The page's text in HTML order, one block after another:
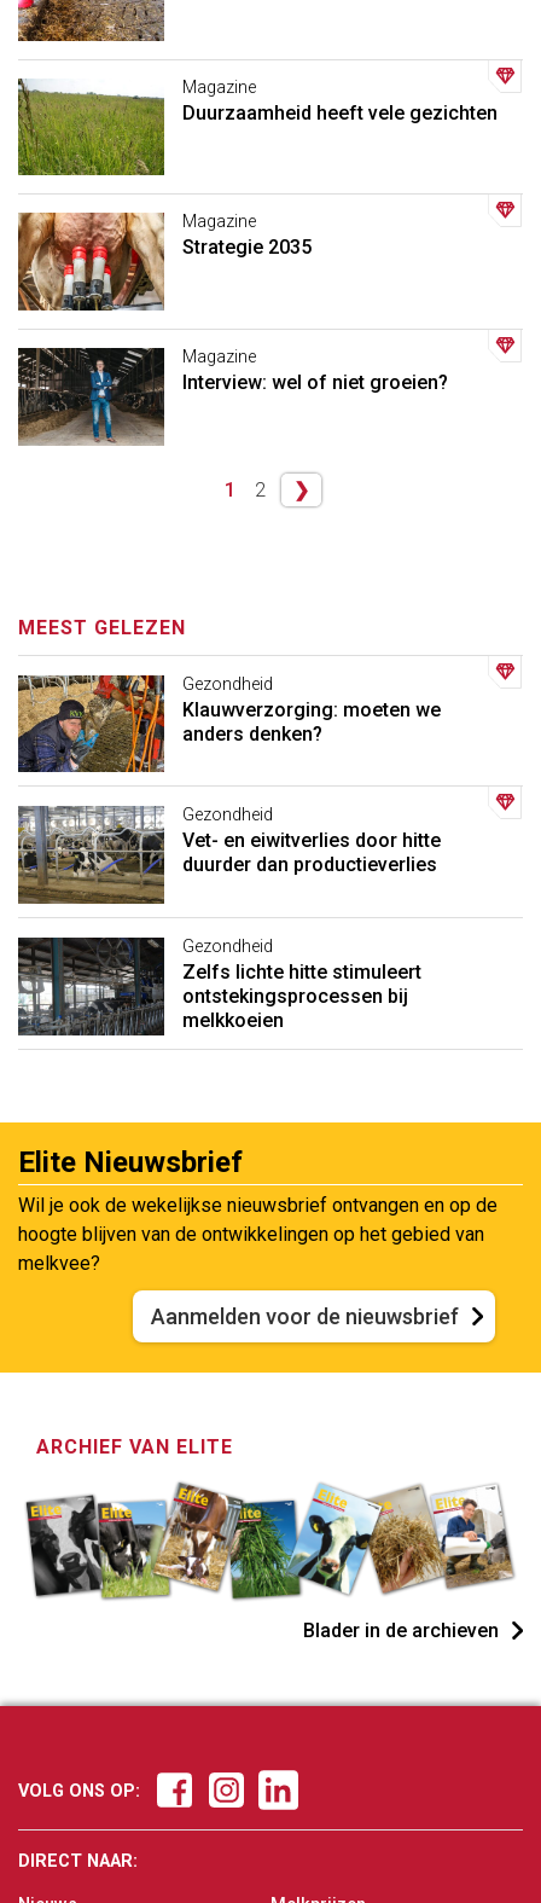
Magazine
Duurzaamheid heeft vele gezichten
Magazine
Strategie 2035
Magazine
Interview: wel of niet groeien?
1 2 ❯
MEEST GELEZEN
Gezondheid
Klauwverzorging: moeten we
anders denken?
Gezondheid
Vet- en eiwitverlies door hitte
duurder dan productieverlies
Gezondheid
Zelfs lichte hitte stimuleert
ontstekingsprocessen bij
melkkoeien
Elite Nieuwsbrief
Wil je ook de wekelijkse nieuwsbrief ontvangen en op de
hoogte blijven van de ontwikkelingen op het gebied van
melkvee?
Aanmelden voor de nieuwsbrief
ARCHIEF VAN ELITE
Blader in de archieven
VOLG ONS OP:
DIRECT NAAR: